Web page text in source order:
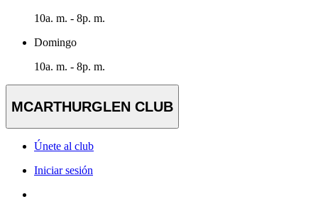
10a. m. - 8p. m.
Domingo
10a. m. - 8p. m.
MCARTHURGLEN CLUB
Únete al club
Iniciar sesión